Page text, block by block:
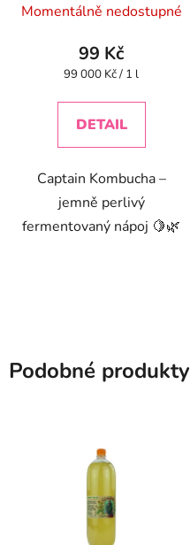
Momentálně nedostupné
99 Kč
Měrná
99 000 Kč / 1 l
DETAIL
Captain Kombucha –
jemně perlivý
fermentovaný nápoj 🍋🌿
Podobné produkty